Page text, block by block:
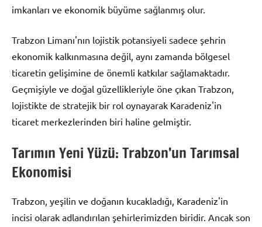
imkanları ve ekonomik büyüme sağlanmış olur.
Trabzon Limanı'nın lojistik potansiyeli sadece şehrin
ekonomik kalkınmasına değil, aynı zamanda bölgesel
ticaretin gelişimine de önemli katkılar sağlamaktadır.
Geçmişiyle ve doğal güzellikleriyle öne çıkan Trabzon,
lojistikte de stratejik bir rol oynayarak Karadeniz'in
ticaret merkezlerinden biri haline gelmiştir.
Tarımın Yeni Yüzü: Trabzon’un Tarımsal
Ekonomisi
Trabzon, yeşilin ve doğanın kucakladığı, Karadeniz'in
incisi olarak adlandırılan şehirlerimizden biridir. Ancak son